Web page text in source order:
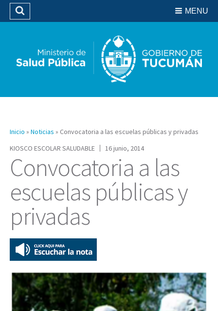
Biblioteca
MENU
Buscar
Inicio » Noticias » Convocatoria a las escuelas públicas y privadas
KIOSCO ESCOLAR SALUDABLE
16 junio, 2014
Convocatoria a las
escuelas públicas y
privadas